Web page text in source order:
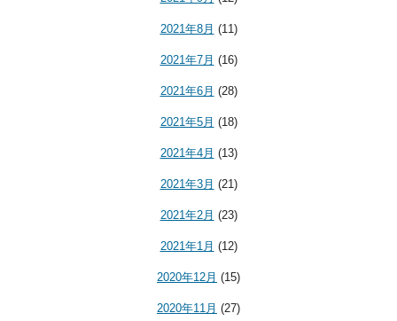
2021年8月 (11)
2021年7月 (16)
2021年6月 (28)
2021年5月 (18)
2021年4月 (13)
2021年3月 (21)
2021年2月 (23)
2021年1月 (12)
2020年12月 (15)
2020年11月 (27)